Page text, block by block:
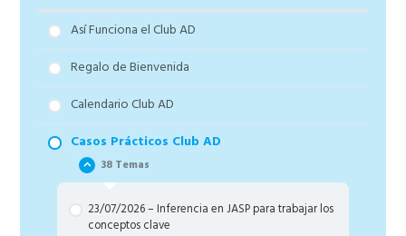
Así Funciona el Club AD
Regalo de Bienvenida
Calendario Club AD
Casos Prácticos Club AD
38 Temas
23/07/2026 – Inferencia en JASP para trabajar los
conceptos clave